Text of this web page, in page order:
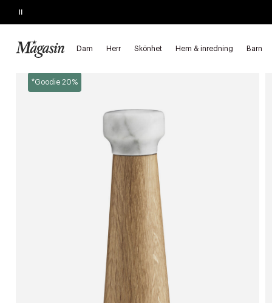
Pause
Dam Herr Skönhet Hem & inredning Barn
SKYNDA FYNDA
Startsida Hem & inredning Köksutrustning Köksartiklar
*Goodie 20%